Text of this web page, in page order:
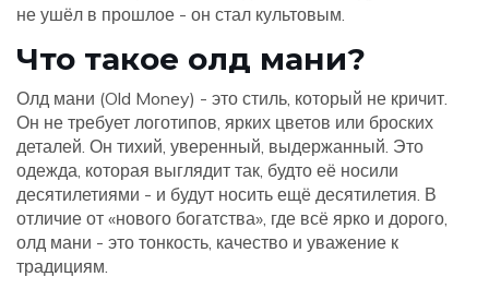
не ушёл в прошлое - он стал культовым.
Что такое олд мани?
Олд мани (Old Money) - это стиль, который не кричит.
Он не требует логотипов, ярких цветов или броских
деталей. Он тихий, уверенный, выдержанный. Это
одежда, которая выглядит так, будто её носили
десятилетиями - и будут носить ещё десятилетия. В
отличие от «нового богатства», где всё ярко и дорого,
олд мани - это тонкость, качество и уважение к
традициям.